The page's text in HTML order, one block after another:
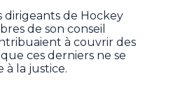
dirigeants de Hockey
de son conseil
à couvrir des
ces derniers ne se
à la justice.